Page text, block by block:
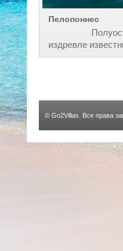
Пелопоннес
издревле
© Go2Villas . Все права